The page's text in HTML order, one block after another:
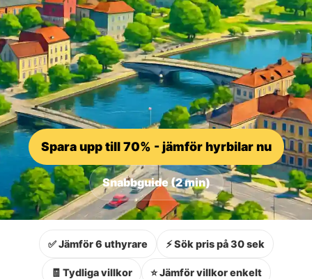
Spara upp till 70% - jämför hyrbilar nu
Snabbguide (2 min)
✅ Jämför 6 uthyrare ⚡ Sök pris på 30 sek
🧾 Tydliga villkor ⭐ Jämför villkor enkelt